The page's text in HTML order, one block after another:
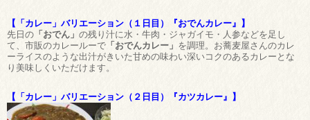
【「カレー」バリエーション（１日目）『おでんカレー』】
先日の 「おでん」 の残り汁に水・牛肉・ジャガイモ・人参などを足し
て、市販のカレールーで 「おでんカレー」 を調理。お蕎麦屋さんのカレ
ーライスのような出汁がきいた甘めの味わい深いコクのあるカレーとな
り美味しくいただけます。
【「カレー」バリエーション（２日目）『カツカレー』】